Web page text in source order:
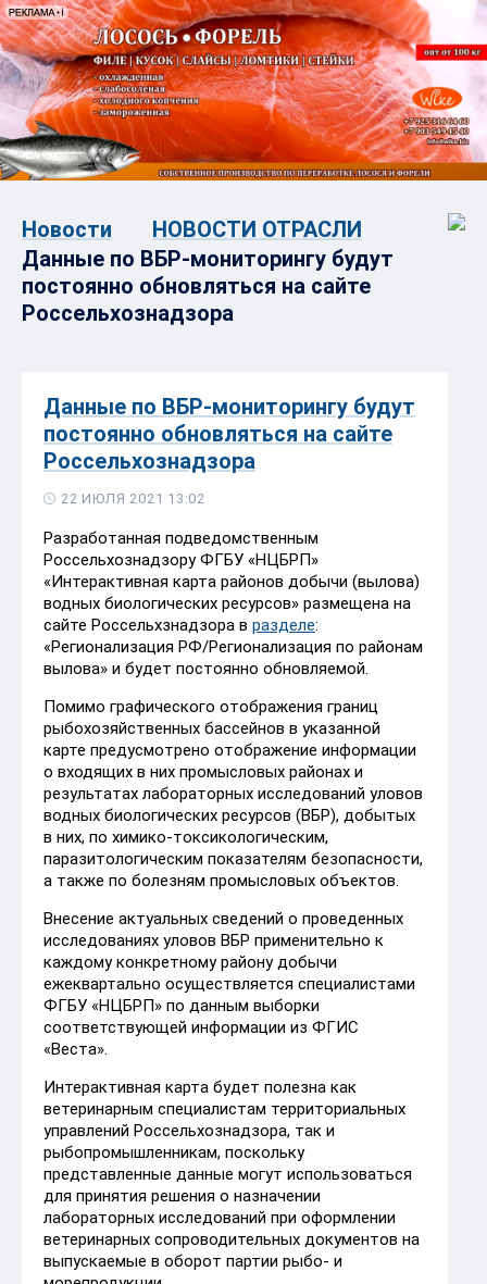
Новости
НОВОСТИ ОТРАСЛИ
Данные по ВБР-мониторингу будут
постоянно обновляться на сайте
Россельхознадзора
Данные по ВБР-мониторингу будут
постоянно обновляться на сайте
Россельхознадзора
22 ИЮЛЯ 2021 13:02
Разработанная подведомственным
Россельхознадзору ФГБУ «НЦБРП»
«Интерактивная карта районов добычи (вылова)
водных биологических ресурсов» размещена на
сайте Россельхзнадзора в разделе:
«Регионализация РФ/Регионализация по районам
вылова» и будет постоянно обновляемой.
Помимо графического отображения границ
рыбохозяйственных бассейнов в указанной
карте предусмотрено отображение информации
о входящих в них промысловых районах и
результатах лабораторных исследований уловов
водных биологических ресурсов (ВБР), добытых
в них, по химико-токсикологическим,
паразитологическим показателям безопасности,
а также по болезням промысловых объектов.
Внесение актуальных сведений о проведенных
исследованиях уловов ВБР применительно к
каждому конкретному району добычи
ежеквартально осуществляется специалистами
ФГБУ «НЦБРП» по данным выборки
соответствующей информации из ФГИС
«Веста».
Интерактивная карта будет полезна как
ветеринарным специалистам территориальных
управлений Россельхознадзора, так и
рыбопромышленникам, поскольку
представленные данные могут использоваться
для принятия решения о назначении
лабораторных исследований при оформлении
ветеринарных сопроводительных документов на
выпускаемые в оборот партии рыбо- и